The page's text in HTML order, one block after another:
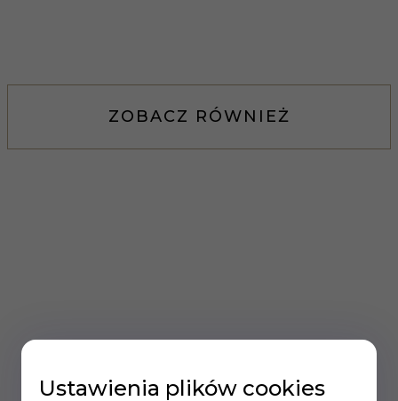
ZOBACZ RÓWNIEŻ
Ustawienia plików cookies